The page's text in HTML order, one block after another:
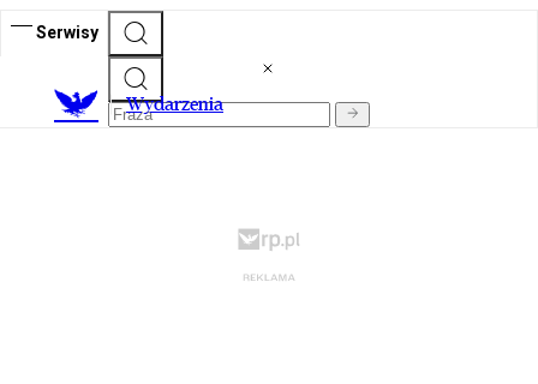
Serwisy
Wydarzenia